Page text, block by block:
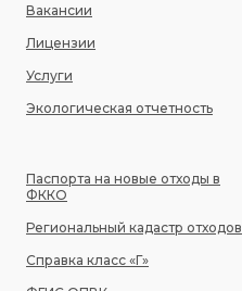
Вакансии
Лицензии
Услуги
Экологическая отчетность
Паспорта на новые отходы в
ФККО
Региональный кадастр отходов
Справка класс «Г»